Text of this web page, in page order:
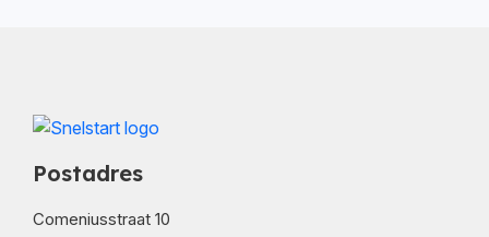
Postadres
Comeniusstraat 10